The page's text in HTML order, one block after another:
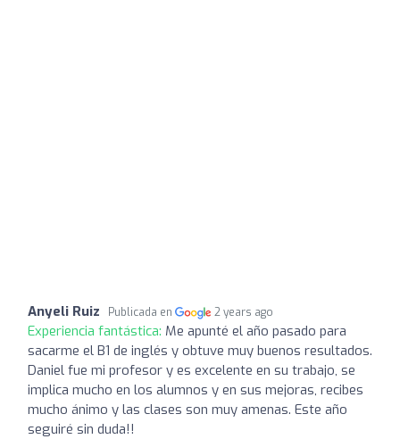
Anyeli Ruiz Publicada en 2 years ago
Experiencia fantástica: Me apunté el año pasado para
sacarme el B1 de inglés y obtuve muy buenos resultados.
Daniel fue mi profesor y es excelente en su trabajo, se
implica mucho en los alumnos y en sus mejoras, recibes
mucho ánimo y las clases son muy amenas. Este año
seguiré sin duda!!